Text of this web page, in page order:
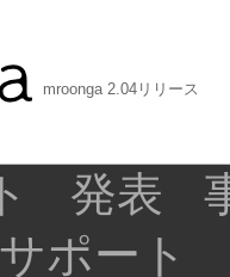
mroonga 2.04リリース
発表
サポート